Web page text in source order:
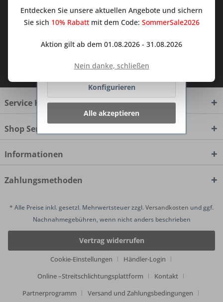
Sie keine Neuigkeit oder Aktion mehr aus
dem Traum Küchen - Shop.
Ich habe die
Datenschutzbestimmungen
Service Hotline
Shop Service
Informationen
Zahlungsmethoden
* Alle Preise inkl. gesetzl. Mehrwertsteuer zzgl.Versandkosten und ggf.
Nachnahmegebühren, wenn nicht anders beschrieben
Vertrag widerrufen
Cookie-Einstellungen
Händler-Login
Online –Streitschlichtungsplattform
Kontakt
Partnerprogramm
Versand und Zahlungsbedingungen
Entdecken Sie unsere aktuellen Angebote und sichern
Sie sich 10% Rabattmit dem Code: SommerSale2026
Aktion gilt ab dem 01.08.2026 - 31.08.2026
Nein danke, schließen
Netzwerken vereinfachen sollen,
werden nur mit Ihrer Zustimmung
Ablehnen
Konfigurieren
Alle akzeptieren